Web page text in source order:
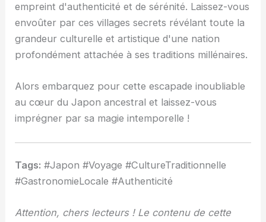
empreint d'authenticité et de sérénité. Laissez-vous
envoûter par ces villages secrets révélant toute la
grandeur culturelle et artistique d'une nation
profondément attachée à ses traditions millénaires.
Alors embarquez pour cette escapade inoubliable
au cœur du Japon ancestral et laissez-vous
imprégner par sa magie intemporelle !
Tags: #Japon #Voyage #CultureTraditionnelle
#GastronomieLocale #Authenticité
Attention, chers lecteurs ! Le contenu de cette